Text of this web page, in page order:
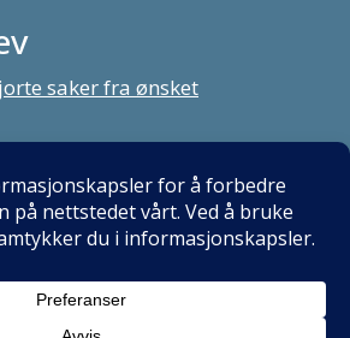
saker fra ønsket